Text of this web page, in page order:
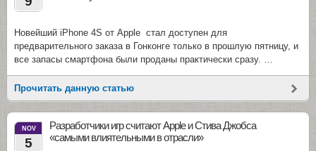
Новейший iPhone 4S от Apple стал доступен для
предварительного заказа в Гонконге только в прошлую пятницу, и
все запасы смартфона были проданы практически сразу. …
Прочитать данную статью
NOV
5
Разработчики игр считают Apple и Стива Джобса
«самыми влиятельными в отрасли»